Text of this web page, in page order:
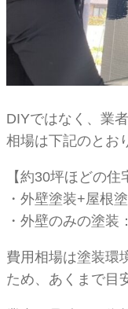
DIYではなく、業
相場は下記のとお
【約30坪ほどの住
・外壁塗装+屋根
・外壁のみの塗装
費用相場は塗装環
ため、あくまで目